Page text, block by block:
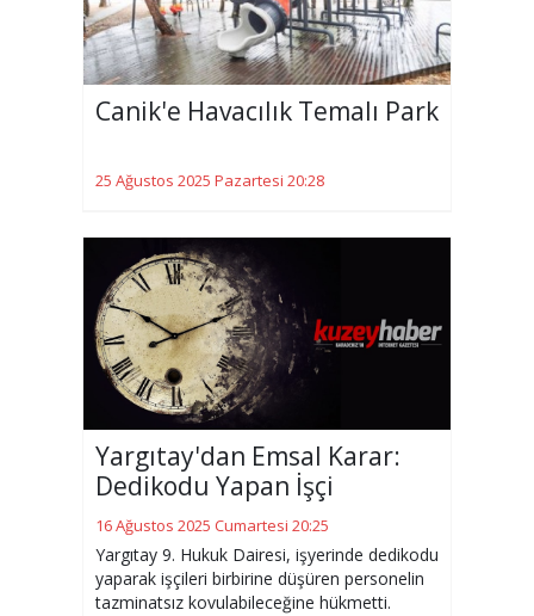
Canik'e Havacılık Temalı Park
25 Ağustos 2025 Pazartesi 20:28
Yargıtay'dan Emsal Karar:
Dedikodu Yapan İşçi
16 Ağustos 2025 Cumartesi 20:25
Yargıtay 9. Hukuk Dairesi, işyerinde dedikodu
yaparak işçileri birbirine düşüren personelin
tazminatsız kovulabileceğine hükmetti.